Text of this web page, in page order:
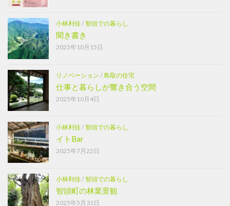
小林利佳/智頭での暮らし
聞き書き
2025年10月15日
リノベーション /鳥取の住宅
仕事と暮らしが響き合う空間
2025年10月4日
小林利佳/智頭での暮らし
イトBar
2025年7月22日
小林利佳/智頭での暮らし
智頭町の林業景観
2025年5月31日